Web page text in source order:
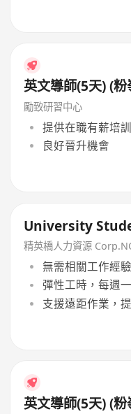
英文導師(5天) (
勵致研習中心
提供在職有薪培訓
良好晉升機會
University
精英橋人力資源
無需相關工作經
彈性工時，每週
支援遠距作業，
英文導師(5天) (